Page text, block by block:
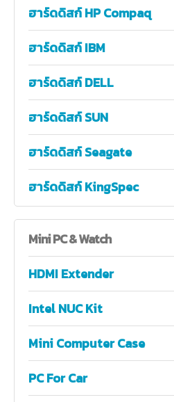
ฮาร์ดดิสก์ HP Compaq
ฮาร์ดดิสก์ IBM
ฮาร์ดดิสก์ DELL
ฮาร์ดดิสก์ SUN
ฮาร์ดดิสก์ Seagate
ฮาร์ดดิสก์ KingSpec
MiniPC & Watch
HDMI Extender
Intel NUC Kit
Mini Computer Case
PC For Car